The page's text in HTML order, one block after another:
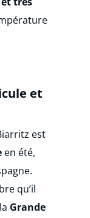
et
est
en été,
qu’il
Grande